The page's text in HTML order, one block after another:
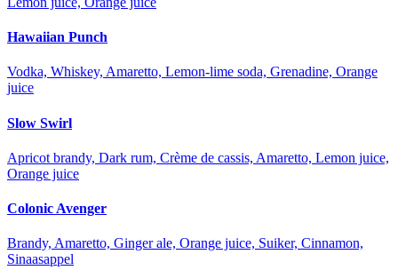
Hawaiian Punch
Vodka, Whiskey, Amaretto, Lemon-lime soda, Grenadine, Orange
juice
Slow Swirl
Apricot brandy, Dark rum, Crème de cassis, Amaretto, Lemon juice,
Orange juice
Colonic Avenger
Brandy, Amaretto, Ginger ale, Orange juice, Suiker, Cinnamon,
Sinaasappel